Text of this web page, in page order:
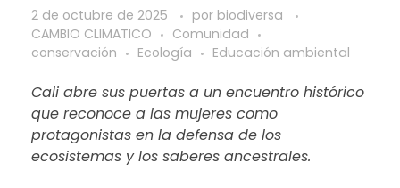
2 de octubre de 2025 por biodiversa
CAMBIO CLIMATICO
Comunidad
conservación
Ecología Educación ambiental
Cali abre sus puertas a un encuentro histórico
que reconoce a las mujeres como
protagonistas en la defensa de los
ecosistemas y los saberes ancestrales.